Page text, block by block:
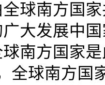
球南方国
大发展中
南方国家
全球南方国